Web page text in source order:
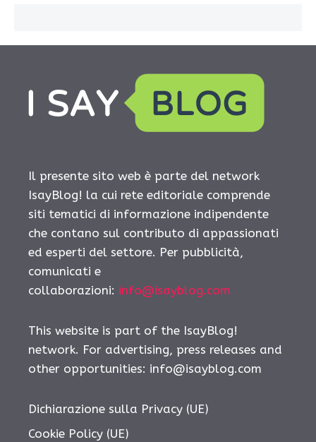
Il presente sito web è parte del network
IsayBlog! la cui rete editoriale comprende
siti tematici di informazione indipendente
che contano sul contributo di appassionati
ed esperti del settore. Per pubblicità,
comunicati e
collaborazioni: info@isayblog.com
This website is part of the IsayBlog!
network. For advertising, press releases and
other opportunities: info@isayblog.com
Dichiarazione sulla Privacy (UE)
Cookie Policy (UE)